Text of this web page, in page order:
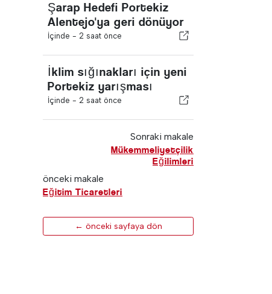
Şarap Hedefi Portekiz
Alentejo'ya geri dönüyor
İçinde - 2 saat önce
İklim sığınakları için yeni
Portekiz yarışması
İçinde - 2 saat önce
Sonraki makale
Mükemmeliyetçilik
Eğilimleri
önceki makale
Eğitim Ticaretleri
← önceki sayfaya dön